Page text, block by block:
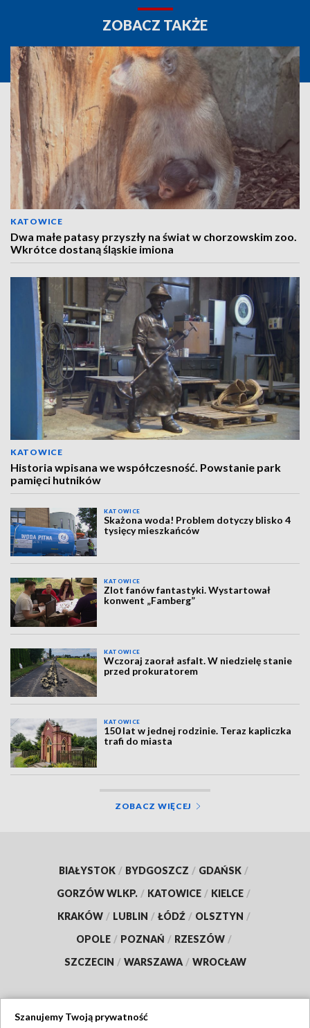
ZOBACZ TAKŻE
KATOWICE
Dwa małe patasy przyszły na świat w chorzowskim zoo.
Wkrótce dostaną śląskie imiona
KATOWICE
Historia wpisana we współczesność. Powstanie park
pamięci hutników
KATOWICE
Skażona woda! Problem dotyczy blisko 4
tysięcy mieszkańców
KATOWICE
Zlot fanów fantastyki. Wystartował
konwent „Famberg”
KATOWICE
Wczoraj zaorał asfalt. W niedzielę stanie
przed prokuratorem
KATOWICE
150 lat w jednej rodzinie. Teraz kapliczka
trafi do miasta
ZOBACZ WIĘCEJ
BIAŁYSTOK / BYDGOSZCZ / GDAŃSK /
GORZÓW WLKP. / KATOWICE / KIELCE /
KRAKÓW / LUBLIN / ŁÓDŹ / OLSZTYN /
OPOLE / POZNAŃ / RZESZÓW /
SZCZECIN / WARSZAWA / WROCŁAW
Szanujemy Twoją prywatność